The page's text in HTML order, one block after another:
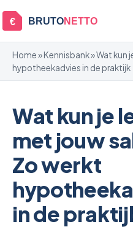
€ BRUTONETTO
Home»Kennisbank» Wat kun
hypotheekadvies in de praktijk
Wat kun je
met jouw
Zo werkt
in de